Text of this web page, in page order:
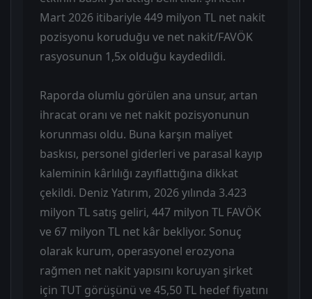
Mart 2026 itibariyle 449 milyon TL net nakit
pozisyonu koruduğu ve net nakit/FAVÖK
rasyosunun 1,5x olduğu kaydedildi.
Raporda olumlu görülen ana unsur, artan
ihracat oranı ve net nakit pozisyonunun
korunması oldu. Buna karşın maliyet
baskısı, personel giderleri ve parasal kayıp
kaleminin kârlılığı zayıflattığına dikkat
çekildi. Deniz Yatırım, 2026 yılında 3.423
milyon TL satış geliri, 447 milyon TL FAVÖK
ve 67 milyon TL net kâr bekliyor. Sonuç
olarak kurum, operasyonel erozyona
rağmen net nakit yapısını koruyan şirket
için TUT görüşünü ve 45,50 TL hedef fiyatını